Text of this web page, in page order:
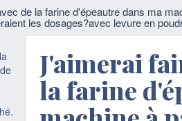
de la farine d'épeautre dans ma
les dosages?avec levure en
J'aimerai
la farine